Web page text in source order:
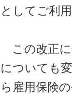
としてご利
この改正に
についても
ら雇用保険